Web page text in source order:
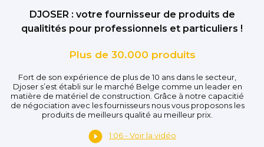
DJOSER : votre fournisseur de produits de
qualitités pour professionnels et particuliers !
Plus de 30.000 produits
Fort de son expérience de plus de 10 ans dans le secteur,
Djoser s’est établi sur le marché Belge comme un leader en
matière de matériel de construction. Grâce à notre capacitié
de négociation avec les fournisseurs nous vous proposons les
produits de meilleurs qualité au meilleur prix.
1:06 - Voir la vidéo